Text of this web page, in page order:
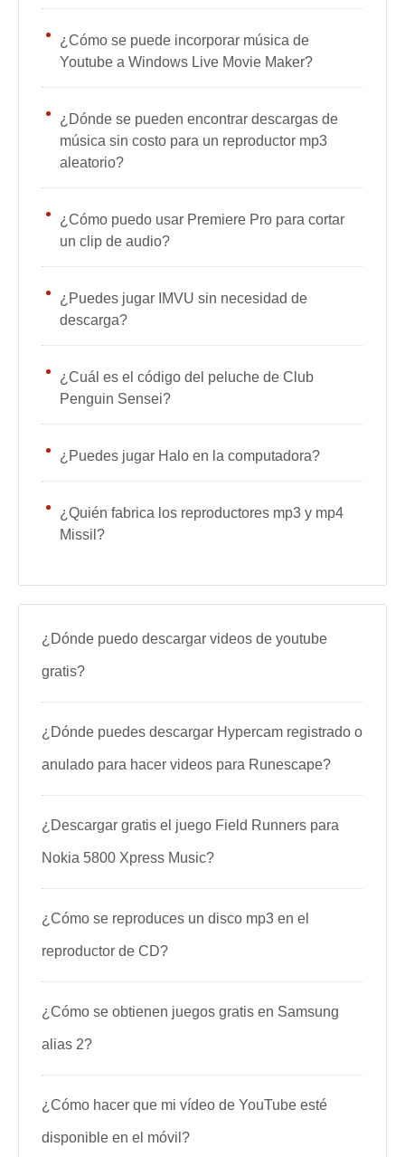
¿Cómo se puede incorporar música de
Youtube a Windows Live Movie Maker?
¿Dónde se pueden encontrar descargas de
música sin costo para un reproductor mp3
aleatorio?
¿Cómo puedo usar Premiere Pro para cortar
un clip de audio?
¿Puedes jugar IMVU sin necesidad de
descarga?
¿Cuál es el código del peluche de Club
Penguin Sensei?
¿Puedes jugar Halo en la computadora?
¿Quién fabrica los reproductores mp3 y mp4
Missil?
¿Dónde puedo descargar videos de youtube
gratis?
¿Dónde puedes descargar Hypercam registrado o
anulado para hacer videos para Runescape?
¿Descargar gratis el juego Field Runners para
Nokia 5800 Xpress Music?
¿Cómo se reproduces un disco mp3 en el
reproductor de CD?
¿Cómo se obtienen juegos gratis en Samsung
alias 2?
¿Cómo hacer que mi vídeo de YouTube esté
disponible en el móvil?